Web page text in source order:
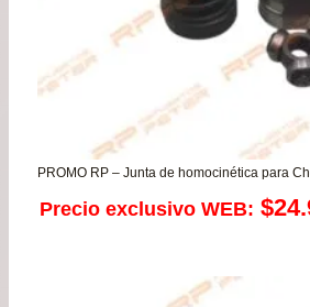
Precio exclusivo WEB: $